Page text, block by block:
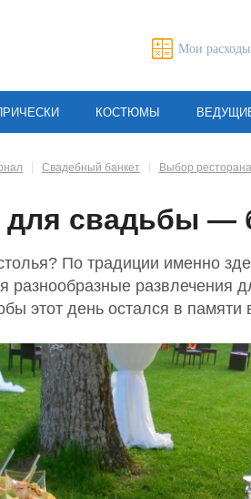
Мои расходы
КОСТЮМЫ
Свадебный банкет Выбор ресторана
свадьбы —
По традиции именно
разнообразные развлечения
этот день остался в памяти